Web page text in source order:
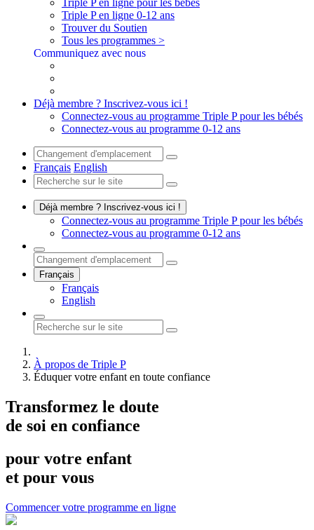
Triple P en ligne pour les bébés
Triple P en ligne 0-12 ans
Trouver du Soutien
Tous les programmes >
Communiquez avec nous
Déjà membre ? Inscrivez-vous ici !
Connectez-vous au programme Triple P pour les bébés
Connectez-vous au programme 0-12 ans
Français English
Déjà membre ? Inscrivez-vous ici !
Connectez-vous au programme Triple P pour les bébés
Connectez-vous au programme 0-12 ans
Français
Français
English
À propos de Triple P
Éduquer votre enfant en toute confiance
Transformez le doute
de soi en confiance
pour votre enfant
et pour vous
Commencer votre programme en ligne